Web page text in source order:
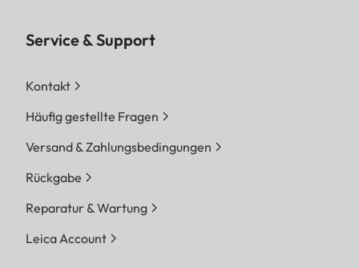
Service & Support
Kontakt
Häufig gestellte Fragen
Versand & Zahlungsbedingungen
Rückgabe
Reparatur & Wartung
Leica Account